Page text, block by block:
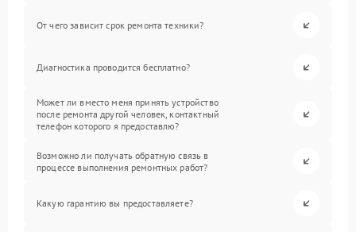
От чего зависит срок ремонта техники?
Диагностика проводится бесплатно?
Может ли вместо меня принять устройство
после ремонта другой человек, контактный
телефон которого я предоставлю?
Возможно ли получать обратную связь в
процессе выполнения ремонтных работ?
Какую гарантию вы предоставляете?